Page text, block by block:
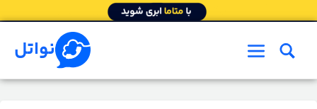
به
محتوا
نواتل فهرست